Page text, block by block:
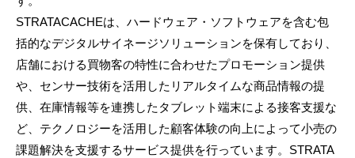
STRATACACHEは、ハードウェア・ソフトウェアを含む包
括的なデジタルサイネージソリューションを保有しており、
店舗における買物客の特性に合わせたプロモーション提供
や、センサー技術を活用したリアルタイムな商品情報の提
供、在庫情報等を連携したタブレット端末による接客支援な
ど、テクノロジーを活用した顧客体験の向上によって小売の
課題解決を支援するサービス提供を行っています。STRATA